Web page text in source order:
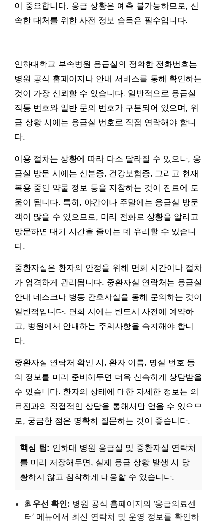
이 중요합니다. 응급 상황은 예측 불가능하므로, 신
속한 대처를 위한 사전 정보 습득은 필수입니다.
인하대학교 부속병원 응급실의 정확한 전화번호는
병원 공식 홈페이지나 안내 서비스를 통해 확인하는
것이 가장 신뢰할 수 있습니다. 일반적으로 응급실
직통 번호와 일반 문의 번호가 구분되어 있으며, 위
급 상황 시에는 응급실 번호로 직접 연락해야 합니
다.
이용 절차는 상황에 따라 다소 달라질 수 있으나, 응
급실 방문 시에는 신분증, 건강보험증, 그리고 현재
복용 중인 약물 정보 등을 지참하는 것이 진료에 도
움이 됩니다. 특히, 야간이나 주말에는 응급실 방문
객이 많을 수 있으므로, 미리 전화로 상황을 알리고
방문하면 대기 시간을 줄이는 데 유리할 수 있습니
다.
중환자실은 환자의 안정을 위해 면회 시간이나 절차
가 엄격하게 관리됩니다. 중환자실 연락처는 응급실
안내 데스크나 병동 간호사실을 통해 문의하는 것이
일반적입니다. 면회 시에는 반드시 사전에 예약하
고, 병원에서 안내하는 주의사항을 숙지해야 합니
다.
중환자실 연락처 확인 시, 환자 이름, 병실 번호 등
의 정보를 미리 준비해두면 더욱 신속하게 상담받을
수 있습니다. 환자의 상태에 대한 자세한 정보는 의
료진과의 직접적인 상담을 통해서만 얻을 수 있으므
로, 궁금한 점은 명확히 질문하는 것이 좋습니다.
핵심 팁: 인하대 병원 응급실 및 중환자실 연락처
를 미리 저장해두면, 실제 응급 상황 발생 시 당
황하지 않고 침착하게 대응할 수 있습니다.
최우선 확인: 병원 공식 홈페이지의 ‘응급의료센
터’ 메뉴에서 최신 연락처 및 운영 정보를 확인하